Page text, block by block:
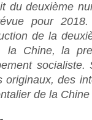
du deuxième
pour 2018.
de la
la Chine, la
socialiste.
originaux, des
de la